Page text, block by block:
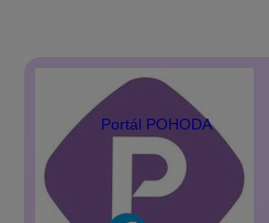
Portál POHODA